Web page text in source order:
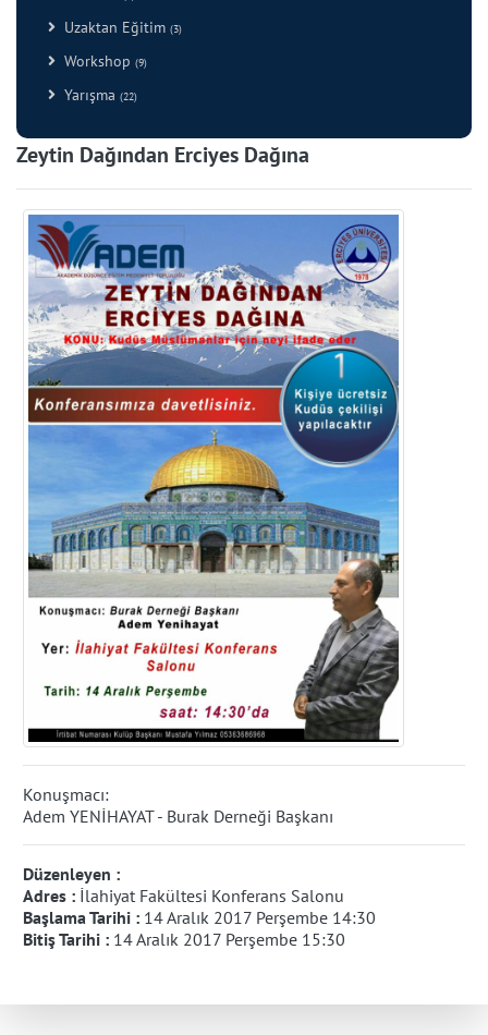
Uzaktan Eğitim (3)
Workshop (9)
Yarışma (22)
Zeytin Dağından Erciyes Dağına
Konuşmacı:
Adem YENİHAYAT - Burak Derneği Başkanı
Düzenleyen :
Adres : İlahiyat Fakültesi Konferans Salonu
Başlama Tarihi : 14 Aralık 2017 Perşembe 14:30
Bitiş Tarihi : 14 Aralık 2017 Perşembe 15:30